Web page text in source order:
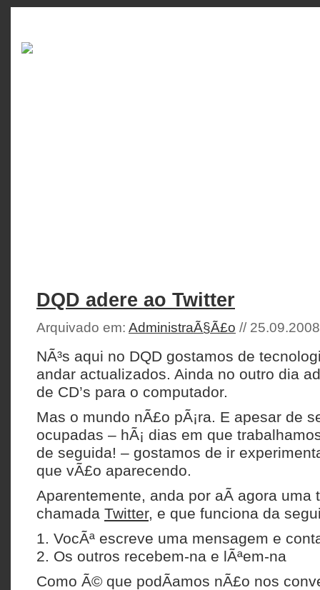
DQD adere ao Twitter
Arquivado em: AdministraÃ§Ã£o //
NÃ³s aqui no DQD gostamos de
andar actualizados. Ainda no outro dia
de CD’s para o computador.
Mas o mundo nÃ£o pÃ¡ra. E apesar de
ocupadas – hÃ¡ dias em que
de seguida! – gostamos de ir
que vÃ£o aparecendo.
Aparentemente, anda por aÃ­ agora uma
chamada Twitter, e que funciona da
1. VocÃª escreve uma mensagem e
2. Os outros recebem-na e lÃªem-na
Como Ã© que podÃ­amos nÃ£o nos